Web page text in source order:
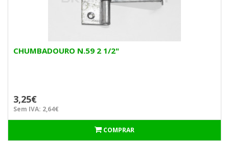
CHUMBADOURO N.59 2 1/2"
3,25€
Sem IVA: 2,64€
COMPRAR